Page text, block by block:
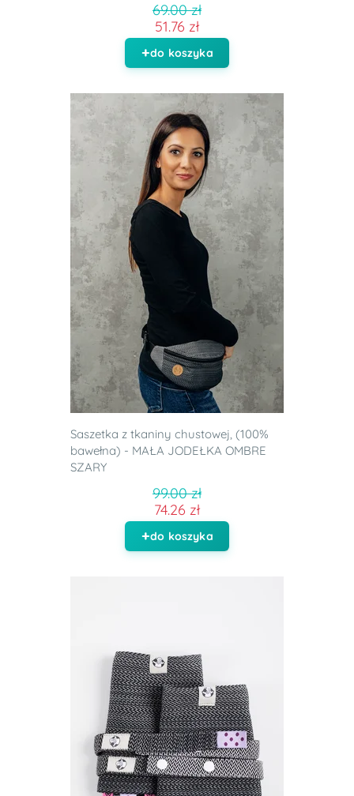
69.00 zł
51.76 zł
do koszyka
Saszetka z tkaniny chustowej, (100%
bawełna) - MAŁA JODEŁKA OMBRE
SZARY
99.00 zł
74.26 zł
do koszyka